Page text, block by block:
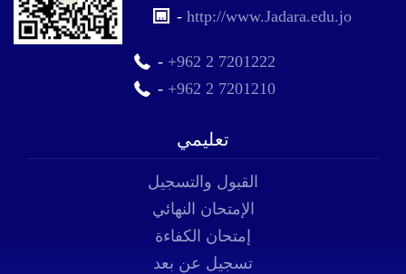
-http://www.Jadara.edu.jo
- +962 2 7201222
- +962 2 7201210
تعليمي
القبول والتسجيل
الإمتحان النهائي
إمتحان الكفاءة
تسجيل عن بعد